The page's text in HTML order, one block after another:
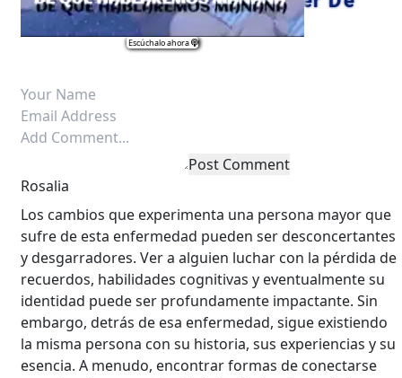
Escúchalo ahora
Ellas..
Post Comment
Rosalia
Los cambios que experimenta una persona mayor que
sufre de esta enfermedad pueden ser desconcertantes
y desgarradores. Ver a alguien luchar con la pérdida de
recuerdos, habilidades cognitivas y eventualmente su
identidad puede ser profundamente impactante. Sin
embargo, detrás de esa enfermedad, sigue existiendo
la misma persona con su historia, sus experiencias y su
esencia. A menudo, encontrar formas de conectarse